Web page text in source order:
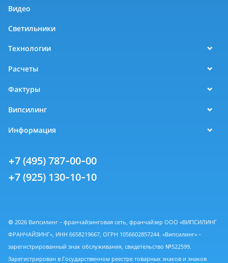
Видео
Светильники
Технологии
Расчеты
Фактуры
Випсилинг
Информация
+7 (495) 787-00-00
+7 (925) 130-10-10
© 2026 Випсилинг - франчайзинговая сеть, франчайзер ООО «ВИПСИЛИНГ
ФРАНЧАЙЗИНГ», ИНН 6658219667, ОГРН 1056602857244. «Випсилинг» -
зарегистрированный знак обслуживания, свидетельство №522599.
Зарегистрирован в Государственном реестре товарных знаков и знаков